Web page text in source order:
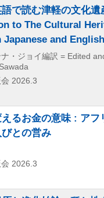
で読む津軽の文化
to The Cultural
Japanese and English
・ジョイ編訳 = Edited
2026.3
えるお金の意味 : アフ
との営み
2026.3